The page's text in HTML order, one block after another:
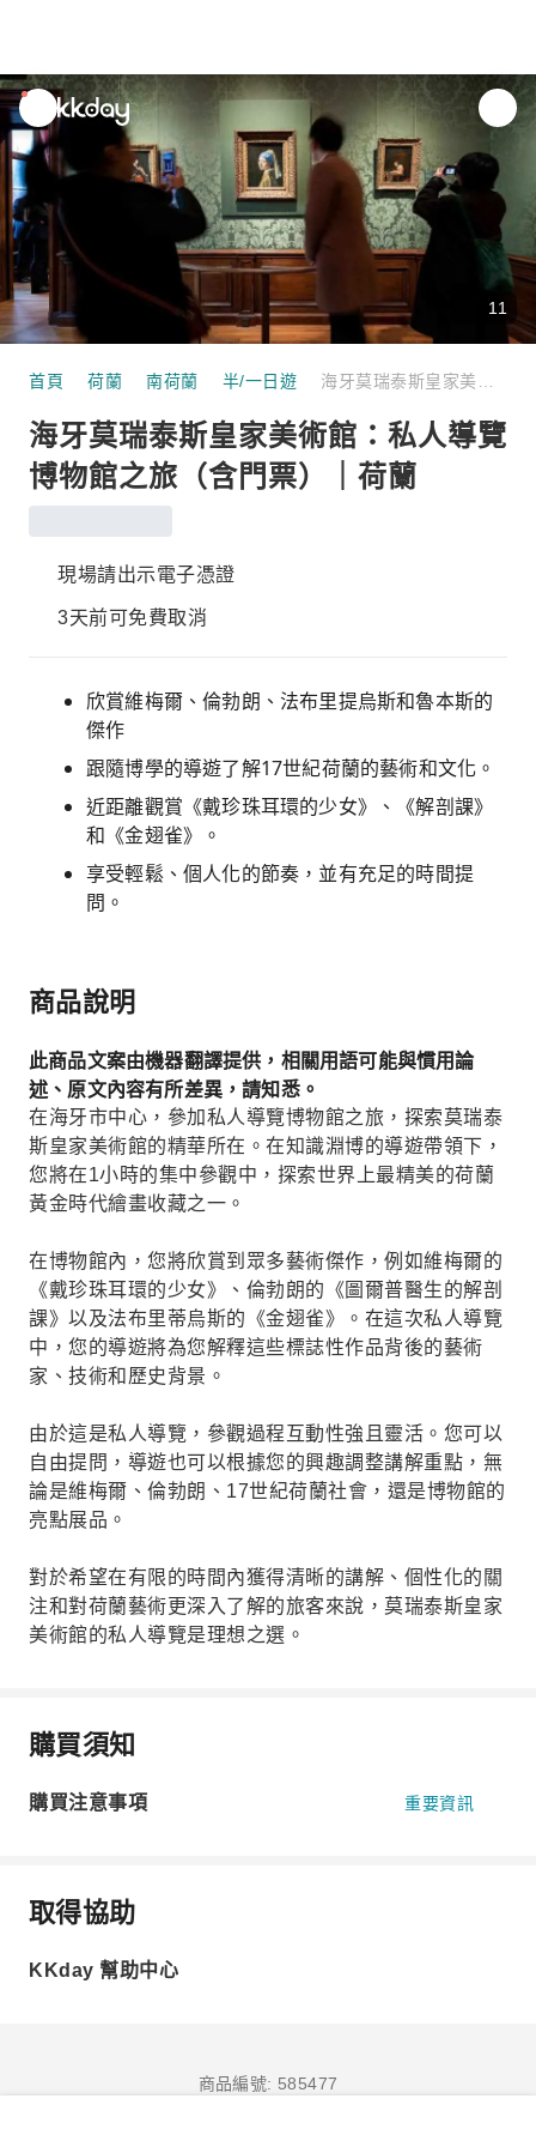
unread
notifications
11
首頁 荷蘭 南荷蘭 半/一日遊
海牙莫瑞泰斯皇家美術館：私人導覽
博物館之旅（含門票）｜荷蘭
現場請出示電子憑證
3天前可免費取消
欣賞維梅爾、倫勃朗、法布里提烏斯和魯本斯的
傑作
跟隨博學的導遊了解17世紀荷蘭的藝術和文化。
近距離觀賞《戴珍珠耳環的少女》、《解剖課》
和《金翅雀》。
享受輕鬆、個人化的節奏，並有充足的時間提
問。
商品說明
此商品文案由機器翻譯提供，相關用語可能與慣用論
述、原文內容有所差異，請知悉。
在海牙市中心，參加私人導覽博物館之旅，探索莫瑞泰
斯皇家美術館的精華所在。在知識淵博的導遊帶領下，
您將在1小時的集中參觀中，探索世界上最精美的荷蘭
黃金時代繪畫收藏之一。
在博物館內，您將欣賞到眾多藝術傑作，例如維梅爾的
《戴珍珠耳環的少女》、倫勃朗的《圖爾普醫生的解剖
課》以及法布里蒂烏斯的《金翅雀》。在這次私人導覽
中，您的導遊將為您解釋這些標誌性作品背後的藝術
家、技術和歷史背景。
由於這是私人導覽，參觀過程互動性強且靈活。您可以
自由提問，導遊也可以根據您的興趣調整講解重點，無
論是維梅爾、倫勃朗、17世紀荷蘭社會，還是博物館的
亮點展品。
對於希望在有限的時間內獲得清晰的講解、個性化的關
注和對荷蘭藝術更深入了解的旅客來說，莫瑞泰斯皇家
美術館的私人導覽是理想之選。
購買須知
購買注意事項 重要資訊
取得協助
KKday 幫助中心
商品編號: 585477